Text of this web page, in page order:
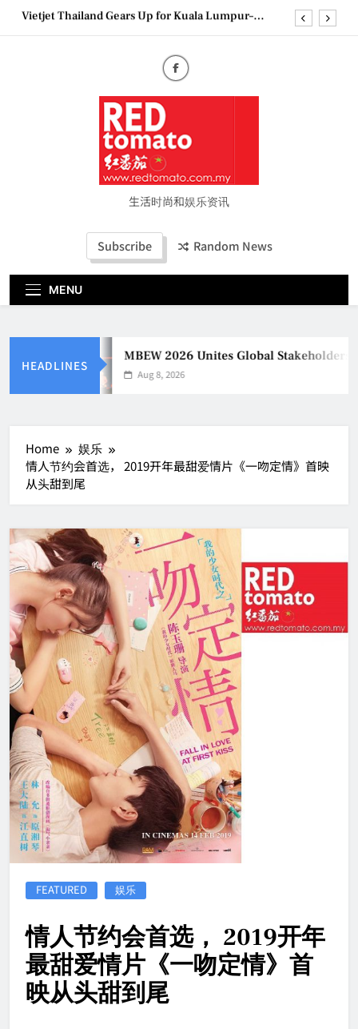
SkipEpson reinvents affordable printing with next-
MBEW 2026 Unites Global Stakeholders to Shape
the Future of Business Events
Vietjet Thailand Gears Up for Kuala Lumpur–
Bangkok Service Launch on9 October
Epson reinvents affordable printing with next-
generation EcoTank Series
Couture Fashion Week Malaysia 2026– Press
生活时尚和娱乐资讯
Subscribe Random News
MENU
HEADLINES
MBEW 2026 Unites Global Stakeholders
Aug 8, 2026
Home
娱乐
情人节约会首选， 2019开年最甜爱情片《一吻定情》首映
从头甜到尾
FEATURED 娱乐
情人节约会首选， 2019开年
最甜爱情片《一吻定情》首
映从头甜到尾